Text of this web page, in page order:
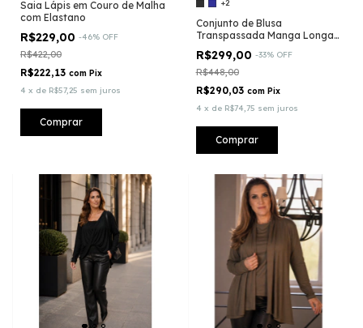
Saia Lápis em Couro de Malha
com Elastano
R$229,00 -46% OFF
R$422,00
R$222,13 com Pix
4 x de R$57,25 sem juros
Comprar
+2
Conjunto de Blusa
Transpassada Manga Longa
com Calça Pantalona em
Moletinho
R$299,00 -33% OFF
R$448,00
R$290,03 com Pix
4 x de R$74,75 sem juros
Comprar